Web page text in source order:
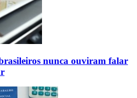
nunca ouviram falar